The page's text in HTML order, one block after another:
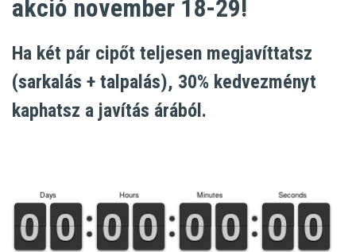
akció november 18-29!
Ha két pár cipőt teljesen megjavíttatsz
(sarkalás + talpalás), 30% kedvezményt
kaphatsz a javítás árából.
Days
9
9
0
0 9
9
0
0
Hours
9
9
0
0 9
9
0
0
Minutes
9
9
0
0 9
9
0
0
Seconds
9
9
0
0 9
9
0
0